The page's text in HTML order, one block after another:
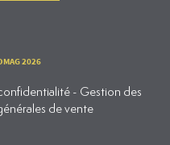
2026
- Gestion des
de vente